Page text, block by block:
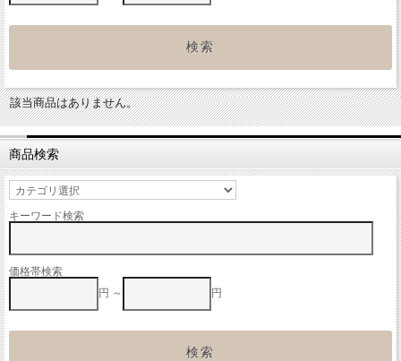
該当商品はありません。
商品検索
キーワード検索
価格帯検索
円 ～
円